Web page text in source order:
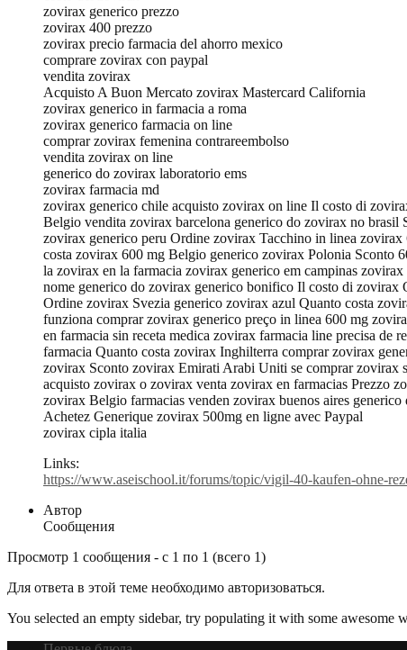
zovirax generico prezzo
zovirax 400 prezzo
zovirax precio farmacia del ahorro mexico
comprare zovirax con paypal
vendita zovirax
Acquisto A Buon Mercato zovirax Mastercard California
zovirax generico in farmacia a roma
zovirax generico farmacia on line
comprar zovirax femenina contrareembolso
vendita zovirax on line
generico do zovirax laboratorio ems
zovirax farmacia md
zovirax generico chile acquisto zovirax on line Il costo di
Belgio vendita zovirax barcelona generico do zovirax no
zovirax generico peru Ordine zovirax Tacchino in linea
costa zovirax 600 mg Belgio generico zovirax Polonia Sconto
la zovirax en la farmacia zovirax generico em campinas
nome generico do zovirax generico bonifico Il costo di
Ordine zovirax Svezia generico zovirax azul Quanto costa
funziona comprar zovirax generico preço in linea 600 mg
en farmacia sin receta medica zovirax farmacia line precisa
farmacia Quanto costa zovirax Inghilterra comprar zovirax
zovirax Sconto zovirax Emirati Arabi Uniti se comprar zovirax
acquisto zovirax o zovirax venta zovirax en farmacias Prezzo
zovirax Belgio farmacias venden zovirax buenos aires
Achetez Generique zovirax 500mg en ligne avec Paypal
zovirax cipla italia
Links:
https://www.aseischool.it/forums/topic/vigil-40-kaufen-ohne-
Автор
Сообщения
Просмотр 1 сообщения - с 1 по 1 (всего 1)
Для ответа в этой теме необходимо авторизоваться.
You selected an empty sidebar, try populating it with some awesome